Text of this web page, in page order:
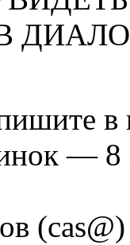
в
— 8
(cas@)